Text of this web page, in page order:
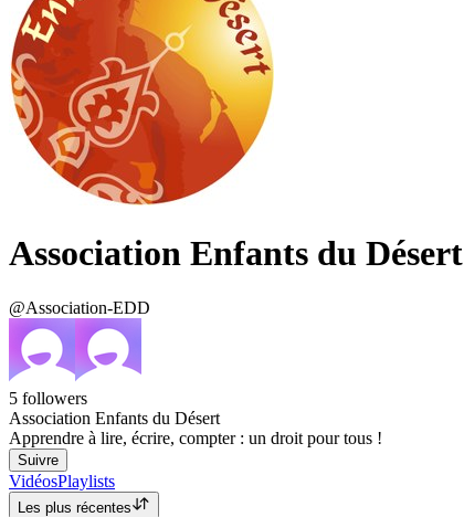
Association Enfants du Désert
@Association-EDD
5 followers
Association Enfants du Désert
Apprendre à lire, écrire, compter : un droit pour tous !
Suivre
VidéosPlaylists
Les plus récentes